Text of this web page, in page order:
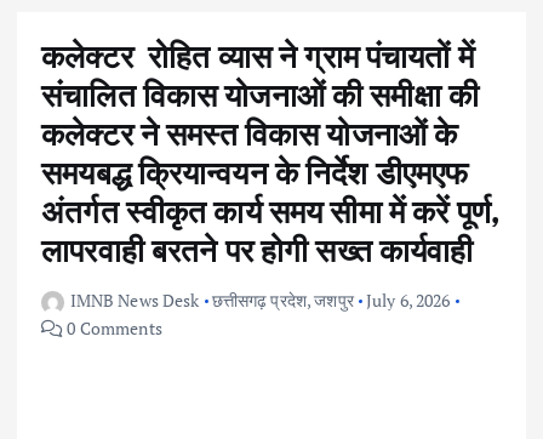
कलेक्टर रोहित व्यास ने ग्राम पंचायतों में
संचालित विकास योजनाओं की समीक्षा की
कलेक्टर ने समस्त विकास योजनाओं के
समयबद्ध क्रियान्वयन के निर्देश डीएमएफ
अंतर्गत स्वीकृत कार्य समय सीमा में करें पूर्ण,
लापरवाही बरतने पर होगी सख्त कार्यवाही
IMNB News Desk छत्तीसगढ़ प्रदेश,जशपुर July 6, 2026
0 Comments